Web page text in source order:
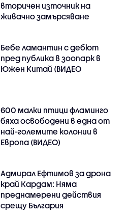
вторичен източник на
живачно замърсяване
Бебе ламантин с дебют
пред публика в зоопарк в
Южен Китай (ВИДЕО
600 малки птици фламинго
бяха освободени в една от
най-големите колонии в
Европа (ВИДЕО)
Адмирал Ефтимов за дрона
край Кардам: Няма
преднамерени действия
срещу България